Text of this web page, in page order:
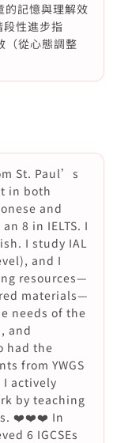
的記憶與理解效
性進步指
（從心態調整
St. Paul’s
in both
and
8 in IELTS. I
I study IAL
and I
resources—
materials—
needs of the
and
had the
from YWGS
I actively
by teaching
❤️❤️❤️ In
6 IGCSEs